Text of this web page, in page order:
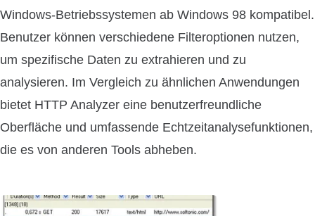
Windows-Betriebssystemen ab Windows 98 kompatibel.
Benutzer können verschiedene Filteroptionen nutzen,
um spezifische Daten zu extrahieren und zu
analysieren. Im Vergleich zu ähnlichen Anwendungen
bietet HTTP Analyzer eine benutzerfreundliche
Oberfläche und umfassende Echtzeitanalysefunktionen,
die es von anderen Tools abheben.